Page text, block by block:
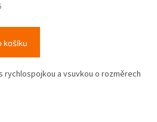
košíku
rychlospojkou a vsuvkou o rozměrech